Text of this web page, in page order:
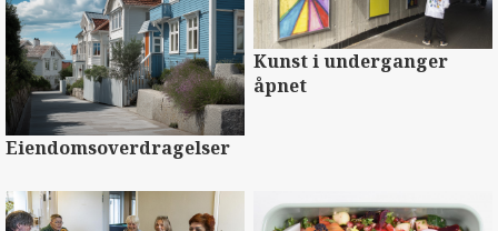
Eiendomsoverdragelser
Kunst i underganger
åpnet